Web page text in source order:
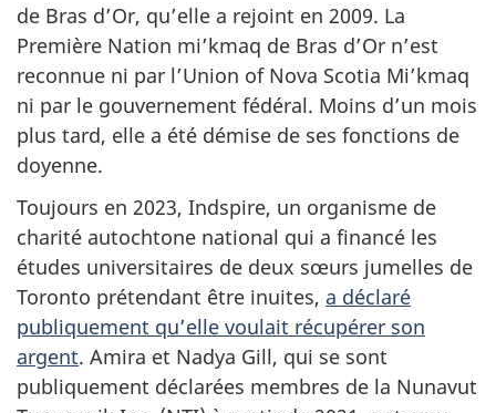
de Bras d’Or, qu’elle a rejoint en 2009. La
Première Nation mi’kmaq de Bras d’Or n’est
reconnue ni par l’Union of Nova Scotia Mi’kmaq
ni par le gouvernement fédéral. Moins d’un mois
plus tard, elle a été démise de ses fonctions de
doyenne.
Toujours en 2023, Indspire, un organisme de
charité autochtone national qui a financé les
études universitaires de deux sœurs jumelles de
Toronto prétendant être inuites, a déclaré
publiquement qu’elle voulait récupérer son
argent. Amira et Nadya Gill, qui se sont
publiquement déclarées membres de la Nunavut